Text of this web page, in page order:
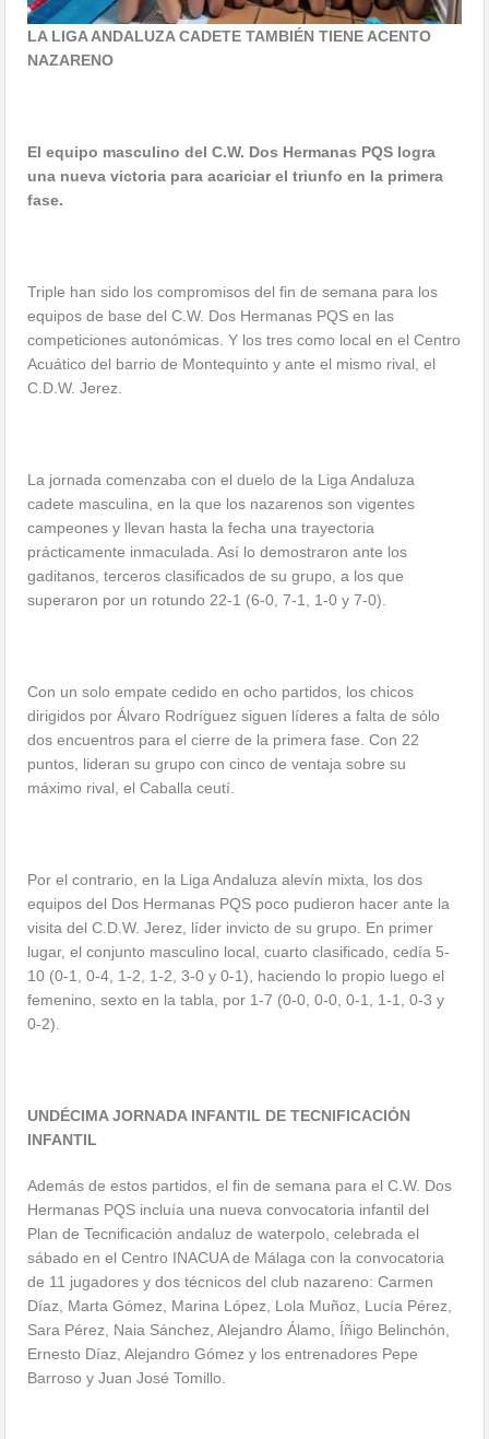
LA LIGA ANDALUZA CADETE TAMBIÉN TIENE ACENTO
NAZARENO
El equipo masculino del C.W. Dos Hermanas PQS logra
una nueva victoria para acariciar el triunfo en la primera
fase.
Triple han sido los compromisos del fin de semana para los
equipos de base del C.W. Dos Hermanas PQS en las
competiciones autonómicas. Y los tres como local en el Centro
Acuático del barrio de Montequinto y ante el mismo rival, el
C.D.W. Jerez.
La jornada comenzaba con el duelo de la Liga Andaluza
cadete masculina, en la que los nazarenos son vigentes
campeones y llevan hasta la fecha una trayectoria
prácticamente inmaculada. Así lo demostraron ante los
gaditanos, terceros clasificados de su grupo, a los que
superaron por un rotundo 22-1 (6-0, 7-1, 1-0 y 7-0).
Con un solo empate cedido en ocho partidos, los chicos
dirigidos por Álvaro Rodríguez siguen líderes a falta de sólo
dos encuentros para el cierre de la primera fase. Con 22
puntos, lideran su grupo con cinco de ventaja sobre su
máximo rival, el Caballa ceutí.
Por el contrario, en la Liga Andaluza alevín mixta, los dos
equipos del Dos Hermanas PQS poco pudieron hacer ante la
visita del C.D.W. Jerez, líder invicto de su grupo. En primer
lugar, el conjunto masculino local, cuarto clasificado, cedía 5-
10 (0-1, 0-4, 1-2, 1-2, 3-0 y 0-1), haciendo lo propio luego el
femenino, sexto en la tabla, por 1-7 (0-0, 0-0, 0-1, 1-1, 0-3 y
0-2).
UNDÉCIMA JORNADA INFANTIL DE TECNIFICACIÓN
INFANTIL
Además de estos partidos, el fin de semana para el C.W. Dos
Hermanas PQS incluía una nueva convocatoria infantil del
Plan de Tecnificación andaluz de waterpolo, celebrada el
sábado en el Centro INACUA de Málaga con la convocatoria
de 11 jugadores y dos técnicos del club nazareno: Carmen
Díaz, Marta Gómez, Marina López, Lola Muñoz, Lucía Pérez,
Sara Pérez, Naia Sánchez, Alejandro Álamo, Íñigo Belinchón,
Ernesto Díaz, Alejandro Gómez y los entrenadores Pepe
Barroso y Juan José Tomillo.